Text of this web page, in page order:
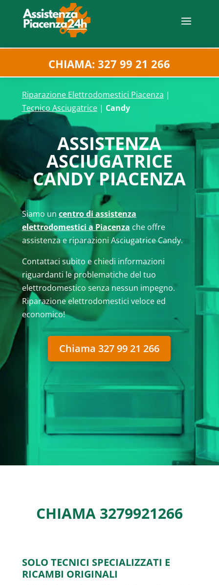
CHIAMA: 327 99 21 266
Riparazione Elettrodomestici Piacenza |
Tecnico Asciugatrice| Candy
ASSISTENZA
ASCIUGATRICE
CANDY PIACENZA
Siamo un centro di assistenza
elettrodomestici a Piacenza che offre
assistenza e riparazioni Asciugatrice Candy.
Contattaci subito e chiedi informazioni
riguardanti le problematiche del tuo
elettrodomestico senza nessun impegno.
Riparazione elettrodomestici veloce ed
economico!
Chiama 327 99 21 266
CHIAMA 3279921266
SOLO TECNICI SPECIALIZZATI E
RICAMBI ORIGINALI